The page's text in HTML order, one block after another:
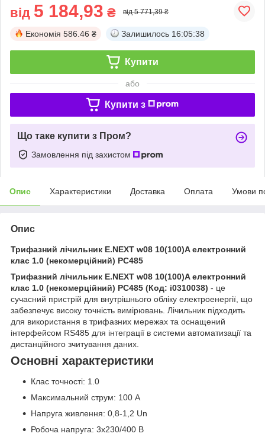
від 5 184,93 ₴ від 5 771,39 ₴
Економія 586.46 ₴ Залишилось 16:05:38
Купити
або
Купити з
Що таке купити з Пром?
Замовлення під захистом
Опис Характеристики Доставка Оплата Умови
Опис
Трифазний лічильник E.NEXT w08 10(100)A електронний
клас 1.0 (некомерційний) РС485
Трифазний лічильник E.NEXT w08 10(100)A електронний
клас 1.0 (некомерційний) РС485 (Код: i0310038) - це
сучасний пристрій для внутрішнього обліку електроенергії, що
забезпечує високу точність вимірювань. Лічильник підходить
для використання в трифазних мережах та оснащений
інтерфейсом RS485 для інтеграції в системи автоматизації та
дистанційного зчитування даних.
Основні характеристики
Клас точності: 1.0
Максимальний струм: 100 А
Напруга живлення: 0,8-1,2 Un
Робоча напруга: 3x230/400 В